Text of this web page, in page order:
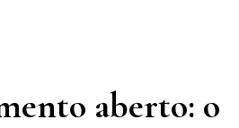
aberto: o